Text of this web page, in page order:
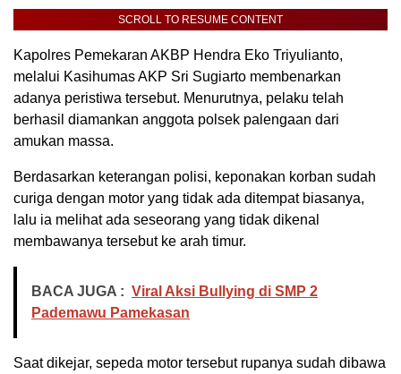
SCROLL TO RESUME CONTENT
Kapolres Pemekaran AKBP Hendra Eko Triyulianto,
melalui Kasihumas AKP Sri Sugiarto membenarkan
adanya peristiwa tersebut. Menurutnya, pelaku telah
berhasil diamankan anggota polsek palengaan dari
amukan massa.
Berdasarkan keterangan polisi, keponakan korban sudah
curiga dengan motor yang tidak ada ditempat biasanya,
lalu ia melihat ada seseorang yang tidak dikenal
membawanya tersebut ke arah timur.
BACA JUGA : Viral Aksi Bullying di SMP 2
Pademawu Pamekasan
Saat dikejar, sepeda motor tersebut rupanya sudah dibawa